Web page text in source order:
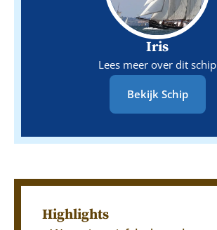
Iris
Lees meer over dit schip
Bekijk Schip
Highlights